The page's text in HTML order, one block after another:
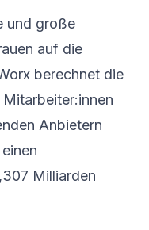
und große
auf die
berechnet die
Anbietern
Milliarden